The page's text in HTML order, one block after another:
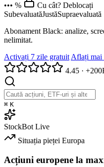
••• %
Cu cât? Deblocați
SubevaluatăJustăSupraevaluată
Abonament Black: analize,
nelimitat.
Activați 7 zile gratuit Aflați mai
4.45 ·
⌘ K
StockBot Live
Situația pieței Europa
Acțiuni europene la